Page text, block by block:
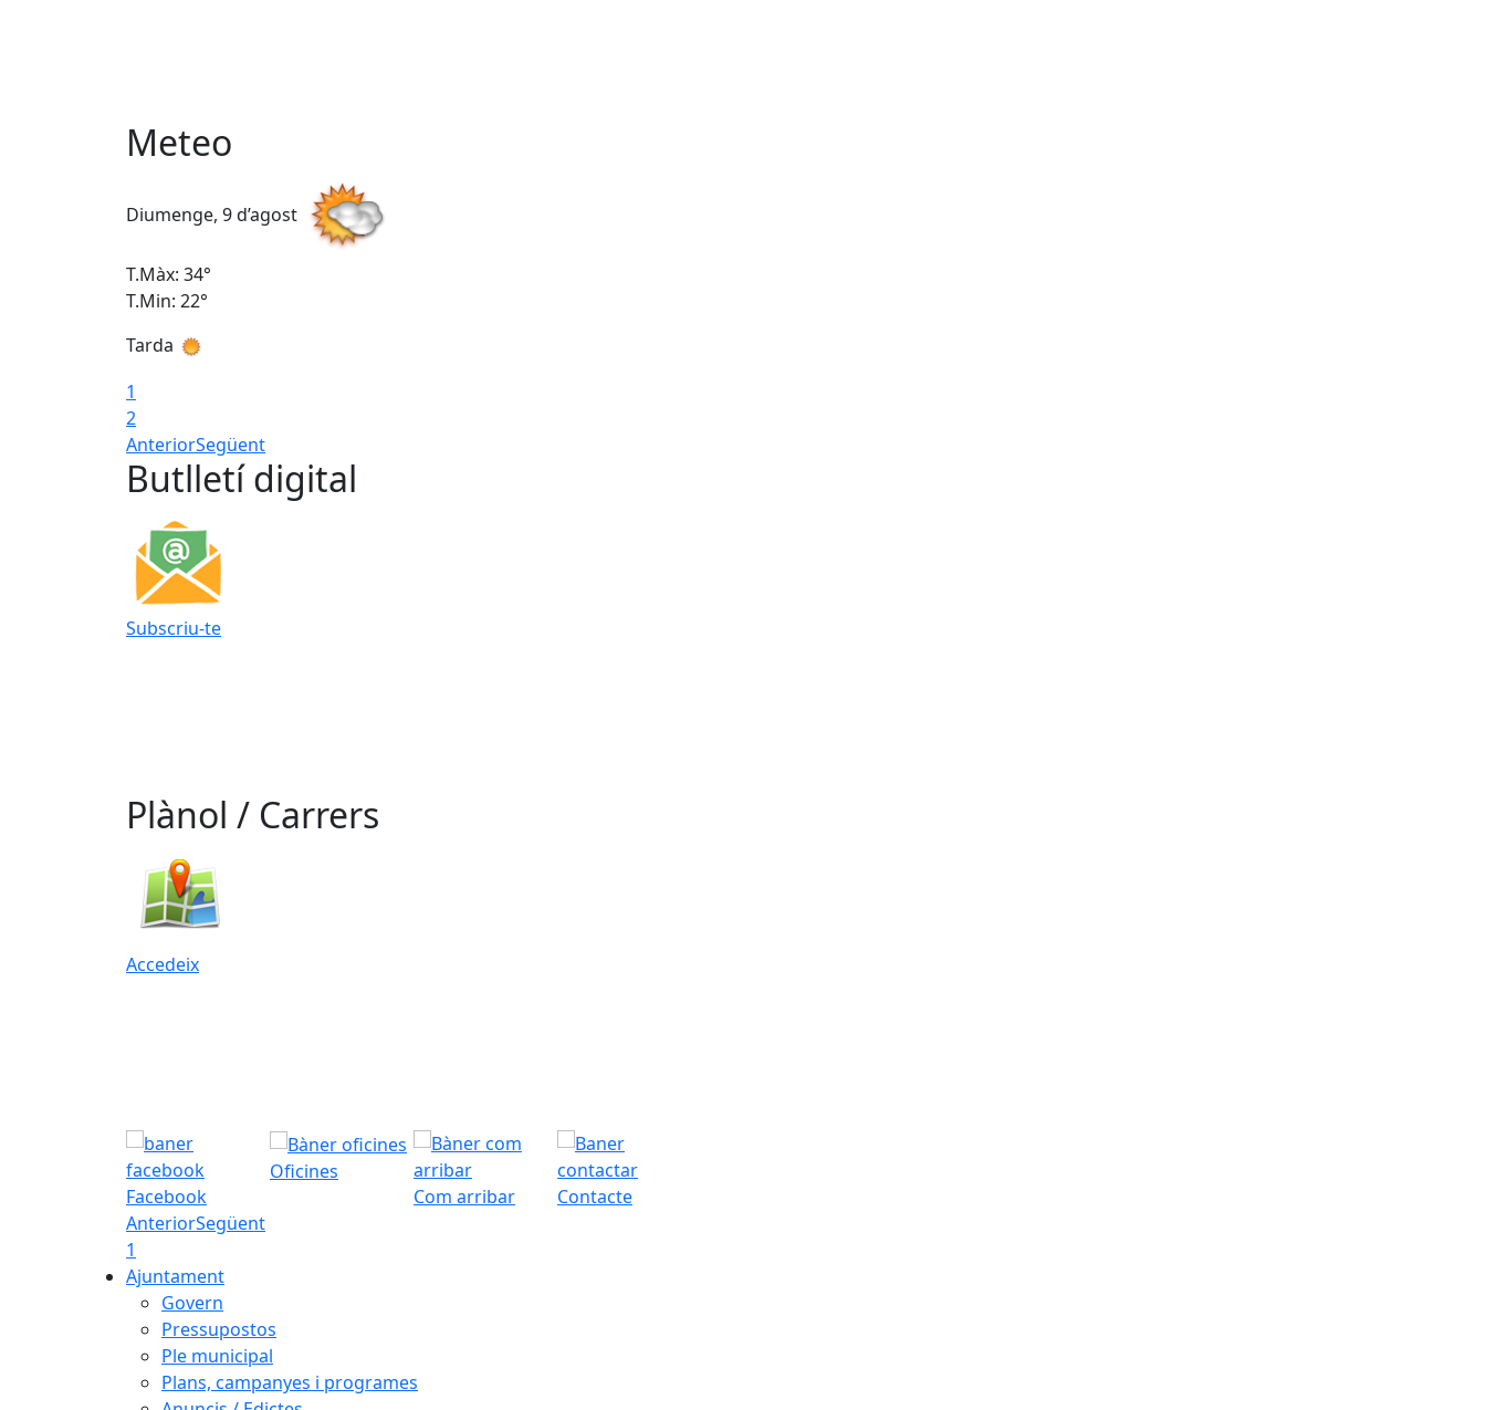
Meteo
Diumenge, 9 d’agost
T.Màx: 34°
T.Min: 22°
Tarda
1
2
AnteriorSegüent
Butlletí digital
Subscriu-te
Plànol / Carrers
Accedeix
Facebook
Oficines
Com arribar
Contacte
AnteriorSegüent
1
Ajuntament
Govern
Pressupostos
Ple municipal
Plans, campanyes i programes